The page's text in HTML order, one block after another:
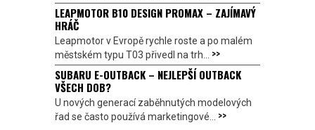
LEAPMOTOR B10 DESIGN PROMAX – ZAJÍMAVÝ
HRÁČ
Leapmotor v Evropě rychle roste a po malém
městském typu T03 přivedl na trh... >>
SUBARU E-OUTBACK – NEJLEPŠÍ OUTBACK
VŠECH DOB?
U nových generací zaběhnutých modelových
řad se často používá marketingové... >>